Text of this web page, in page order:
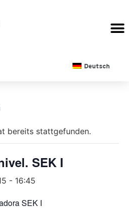
Deutsch
bereits stattgefunden.
SEK I
- 16:45
SEK I